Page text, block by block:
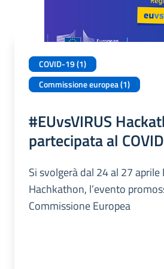
COVID-19 (1)
Commissione europea (1)
#EUvsVIRUS
partecipata al
Si svolgerà dal 24 al 27 aprile
Hachkathon, l’evento
Commissione Europea